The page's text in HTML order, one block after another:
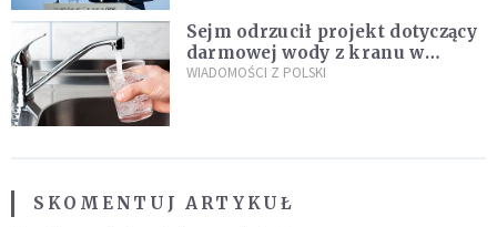
Sejm odrzucił projekt dotyczący
darmowej wody z kranu w
restauracjach
WIADOMOŚCI Z POLSKI
SKOMENTUJ ARTYKUŁ